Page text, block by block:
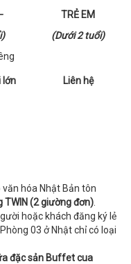
TRẺ EM
(Dưới 2 tuổi)
lớn Liên hệ
hóa Nhật Bản tôn
TWIN (2 giường đơn)
hoặc khách đăng ký lẻ
03 ở Nhật chỉ có loại
đặc sản Buffet cua